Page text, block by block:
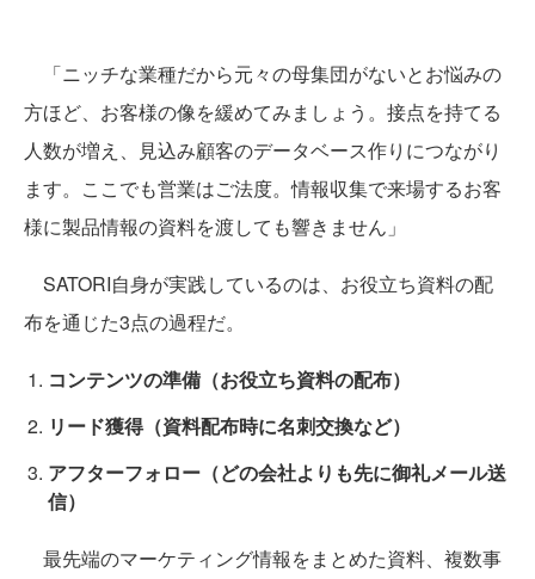
「ニッチな業種だから元々の母集団がないとお悩みの
方ほど、お客様の像を緩めてみましょう。接点を持てる
人数が増え、見込み顧客のデータベース作りにつながり
ます。ここでも営業はご法度。情報収集で来場するお客
様に製品情報の資料を渡しても響きません」
SATORI自身が実践しているのは、お役立ち資料の配
布を通じた3点の過程だ。
コンテンツの準備（お役立ち資料の配布）
リード獲得（資料配布時に名刺交換など）
アフターフォロー（どの会社よりも先に御礼メール送
信）
最先端のマーケティング情報をまとめた資料、複数事